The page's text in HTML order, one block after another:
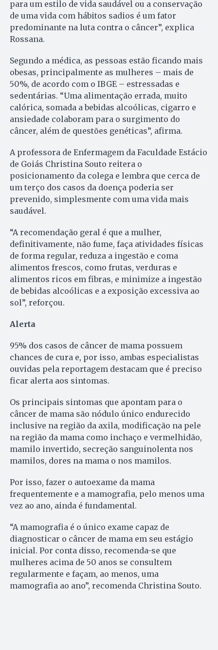
para um estilo de vida saudável ou a conservação
de uma vida com hábitos sadios é um fator
predominante na luta contra o câncer”, explica
Rossana.
Segundo a médica, as pessoas estão ficando mais
obesas, principalmente as mulheres – mais de
50%, de acordo com o IBGE – estressadas e
sedentárias. “Uma alimentação errada, muito
calórica, somada a bebidas alcoólicas, cigarro e
ansiedade colaboram para o surgimento do
câncer, além de questões genéticas”, afirma.
A professora de Enfermagem da Faculdade Estácio
de Goiás Christina Souto reitera o
posicionamento da colega e lembra que cerca de
um terço dos casos da doença poderia ser
prevenido, simplesmente com uma vida mais
saudável.
“A recomendação geral é que a mulher,
definitivamente, não fume, faça atividades físicas
de forma regular, reduza a ingestão e coma
alimentos frescos, como frutas, verduras e
alimentos ricos em fibras, e minimize a ingestão
de bebidas alcoólicas e a exposição excessiva ao
sol”, reforçou.
Alerta
95% dos casos de câncer de mama possuem
chances de cura e, por isso, ambas especialistas
ouvidas pela reportagem destacam que é preciso
ficar alerta aos sintomas.
Os principais sintomas que apontam para o
câncer de mama são nódulo único endurecido
inclusive na região da axila, modificação na pele
na região da mama como inchaço e vermelhidão,
mamilo invertido, secreção sanguinolenta nos
mamilos, dores na mama o nos mamilos.
Por isso, fazer o autoexame da mama
frequentemente e a mamografia, pelo menos uma
vez ao ano, ainda é fundamental.
“A mamografia é o único exame capaz de
diagnosticar o câncer de mama em seu estágio
inicial. Por conta disso, recomenda-se que
mulheres acima de 50 anos se consultem
regularmente e façam, ao menos, uma
mamografia ao ano”, recomenda Christina Souto.